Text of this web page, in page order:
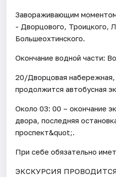
Завораживающим
- Дворцового, Троицкого,
Большеохтинского.
Окончание водной части:
20/Дворцовая
продолжится автобусная
Около 03: 00 – окончание
двора, последняя
проспект&quot;.
При себе обязательно
ЭКСКУРСИЯ